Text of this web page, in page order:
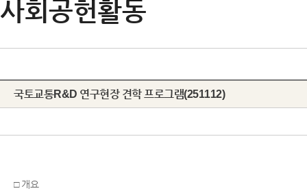
사회공헌활동
국토교통R&D 연구현장 견학 프로그램(251112)
□ 개요